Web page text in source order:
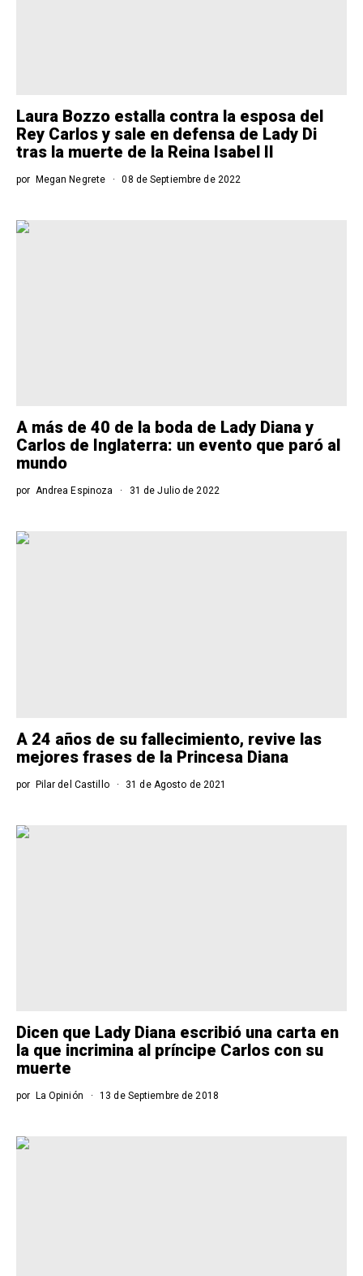
Laura Bozzo estalla contra la esposa del
Rey Carlos y sale en defensa de Lady Di
tras la muerte de la Reina Isabel II
por Megan Negrete 08 de Septiembre de 2022
A más de 40 de la boda de Lady Diana y
Carlos de Inglaterra: un evento que paró al
mundo
por Andrea Espinoza 31 de Julio de 2022
A 24 años de su fallecimiento, revive las
mejores frases de la Princesa Diana
por Pilar del Castillo 31 de Agosto de 2021
Dicen que Lady Diana escribió una carta en
la que incrimina al príncipe Carlos con su
muerte
por La Opinión 13 de Septiembre de 2018